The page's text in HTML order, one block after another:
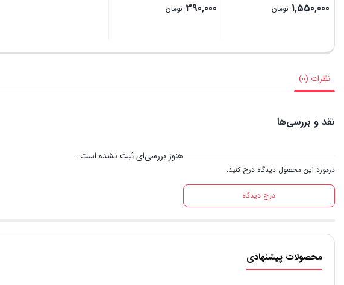
1,550,000 تومان 390,000 تومان
نظرات (0)
نقد و بررسی‌ها
درمورد این محصول دیدگاه درج کنید.
درج دیدگاه
هنوز بررسی‌ای ثبت نشده است.
محصولات پیشنهادی